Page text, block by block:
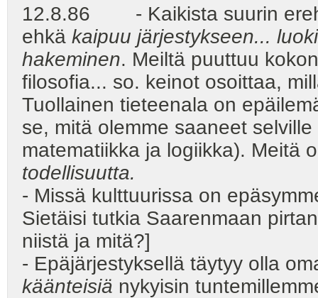
12.8.86 - Kaikista suurin
ehkä kaipuu järjestykseen...
hakeminen. Meiltä puuttuu
filosofia... so. keinot osoittaa,
Tuollainen tieteenala on
se, mitä olemme saaneet
matematiikka ja logiikka). Meitä
todellisuutta.
- Missä kulttuurissa on
Sietäisi tutkia Saarenmaan
niistä ja mitä?]
- Epäjärjestyksellä täytyy olla
käänteisiä nykyisin